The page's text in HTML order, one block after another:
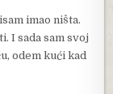
imao ništa.
I sada sam svoj
odem kući kad